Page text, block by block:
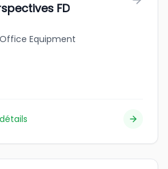
FD
Equipment